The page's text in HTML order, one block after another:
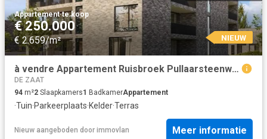
Appartement·te koop
€ 250.000
€ 2.659/m² NIEUW
à vendre Appartement Ruisbroek Pullaarsteenweg
DE ZAAT
94 m²2 Slaapkamers1 BadkamerAppartement
·Tuin·Parkeerplaats·Kelder·Terras
Nieuw aangeboden door immovlan Meer informatie